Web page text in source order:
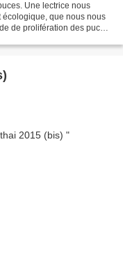
Une lectrice nous
que nous nous
de prolifération des puces